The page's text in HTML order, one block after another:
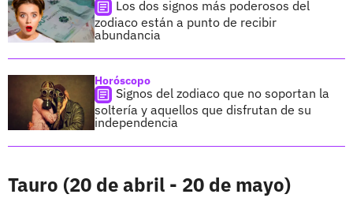
Los dos signos más poderosos del
zodiaco están a punto de recibir
abundancia
Horóscopo
Signos del zodiaco que no soportan la
soltería y aquellos que disfrutan de su
independencia
Tauro (20 de abril - 20 de mayo)